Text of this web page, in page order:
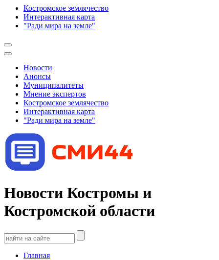
Костромское землячество
Интерактивная карта
"Ради мира на земле"
Новости
Анонсы
Муниципалитеты
Мнение экспертов
Костромское землячество
Интерактивная карта
"Ради мира на земле"
Новости Костромы и
Костромской области
Главная